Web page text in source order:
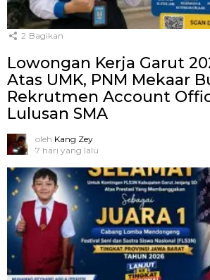
2 Bagikan
Lowongan Kerja Garut
Atas UMK, PNM Mekaar
Rekrutmen Account
Lulusan SMA
oleh Kang Zey
7 hari yang lalu